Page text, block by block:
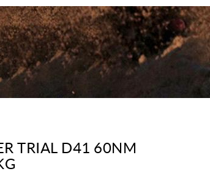
TRIAL D41 60NM